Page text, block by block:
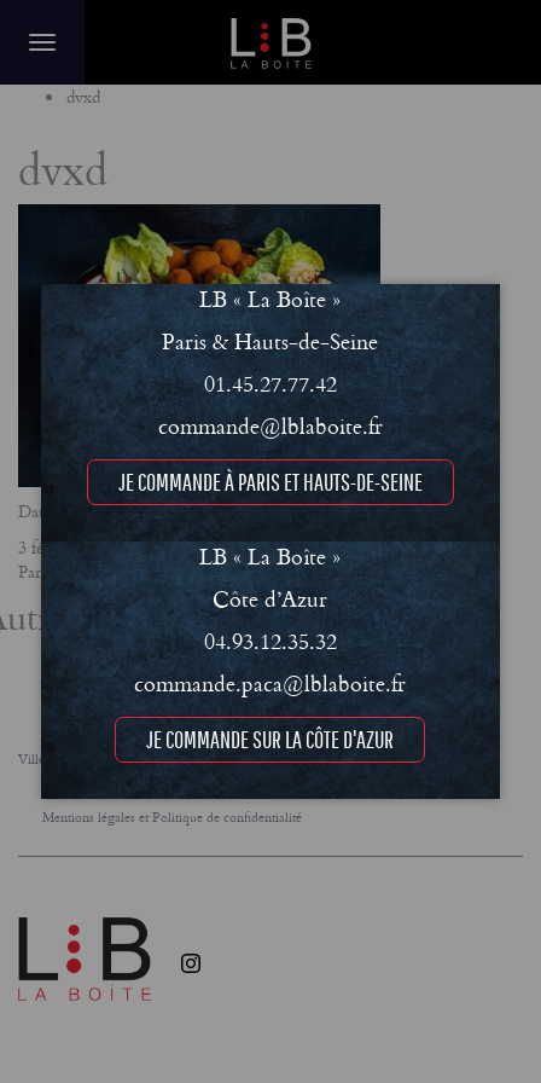
dvxd
dvxd
Date
3 février 2025
Partager
actualités
Villes FAQ Le concept
Notre engagement RSE
Conditions Générales de Vente (CGV)
Mentions légales et Politique de confidentialité
LB « La Boîte »
Paris & Hauts-de-Seine
01.45.27.77.42
commande@lblaboite.fr
JE COMMANDE À PARIS ET HAUTS-DE-SEINE
LB « La Boîte »
Côte d’Azur
04.93.12.35.32
commande.paca@lblaboite.fr
JE COMMANDE SUR LA CÔTE D'AZUR